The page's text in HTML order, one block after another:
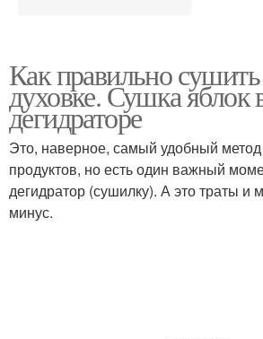
Как правильно
духовке. Сушка
дегидраторе
Это, наверное, самый удобный
продуктов, но есть один важный
дегидратор (сушилку). А это траты и
минус.